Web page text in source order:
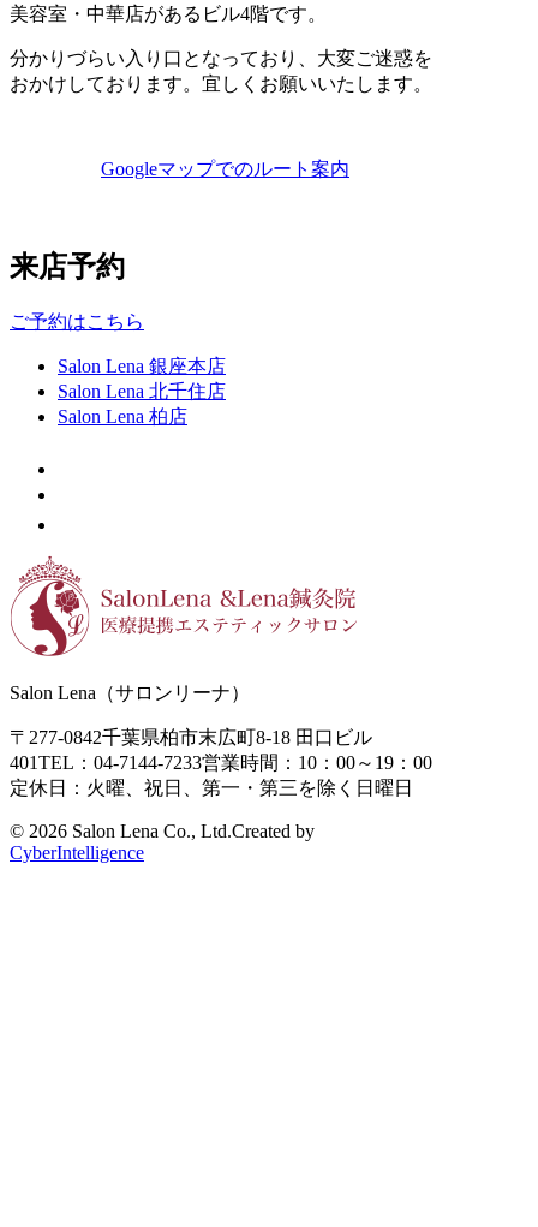
美容室・中華店があるビル4階です。
分かりづらい入り口となっており、大変ご迷惑を
おかけしております。宜しくお願いいたします。
Googleマップでのルート案内
来店予約
ご予約はこちら
Salon Lena 銀座本店
Salon Lena 北千住店
Salon Lena 柏店
Salon Lena（サロンリーナ）
〒277-0842千葉県柏市末広町8-18 田口ビル
401TEL：04-7144-7233営業時間：10：00～19：00
定休日：火曜、祝日、第一・第三を除く日曜日
© 2026 Salon Lena Co., Ltd.Created by
CyberIntelligence